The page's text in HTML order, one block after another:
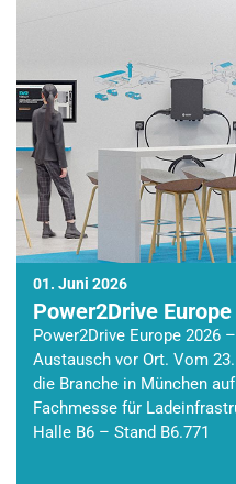
01. Juni 2026
Power2Drive
Power2Drive Europe 2026
Austausch vor Ort. Vom
die Branche in München
Fachmesse für
Halle B6 – Stand B6.771